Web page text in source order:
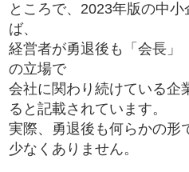
ところで、2023年版の中
ば、
経営者が勇退後も「会長」
の立場で
会社に関わり続けている企
ると記載されています。
実際、勇退後も何らかの形
少なくありません。